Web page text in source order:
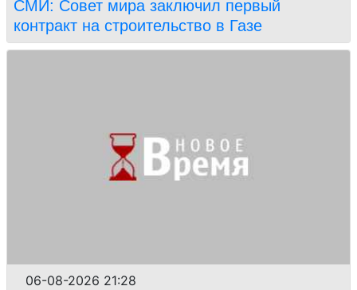
СМИ: Совет мира заключил первый
контракт на строительство в Газе
06-08-2026 21:28